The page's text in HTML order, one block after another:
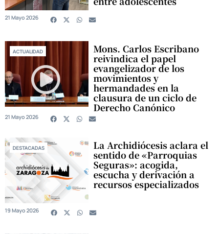
21 Mayo 2026
ACTUALIDAD Mons. Carlos Escribano
reivindica el papel
evangelizador de los
movimientos y
hermandades en la
clausura de un ciclo de
Derecho Canónico
21 Mayo 2026
DESTACADAS La Archidiócesis aclara el
sentido de «Parroquias
Seguras»: acogida,
escucha y derivación a
recursos especializados
19 Mayo 2026